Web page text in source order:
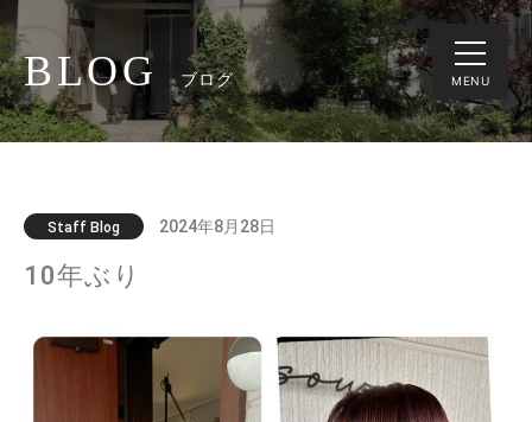
MENU
BLOG ブログ
Staff Blog 2024年8月28日
10年ぶり